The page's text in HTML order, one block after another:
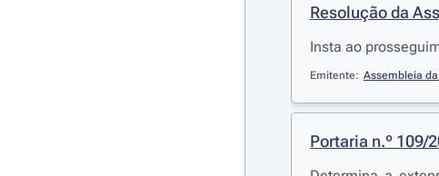
Resolução da
Insta ao
Emitente: Assembleia
Portaria n.º 109/